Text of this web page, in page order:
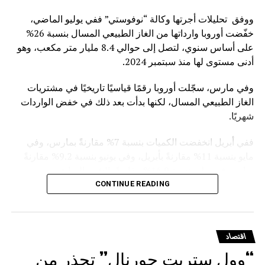
ووفق تحليلات أجرتها وكالة “نوفوستي” ففي يوليو الماضي،
خفّضت أوروبا وارداتها من الغاز الطبيعي المسال بنسبة 26%
على أساس سنوي، لتصل إلى حوالي 8.4 مليار متر مكعب، وهو
أدنى مستوى لها منذ سبتمبر 2024.
وفي مارس، سجّلت أوروبا رقمًا قياسيًا تاريخيًا في مشتريات
الغاز الطبيعي المسال، لكنها بدأت بعد ذلك في خفض الواردات
شهريًا.
ففي أبريل انخفضت الكميات بنسبة 7% مقارنةً بمارس، وفي
ويأتي هذا التراجع في ظل التوجه الأوروبي الرسمي للفكاك من
الغاز الروسي. ففي يناير الماضي، أقر مجلس الاتحاد الأوروبي
والغاز القادم عبر الخطوط الأنبوبية
CONTINUE READING
اقتصاد
“وول ستريت جورنال” تحذر من